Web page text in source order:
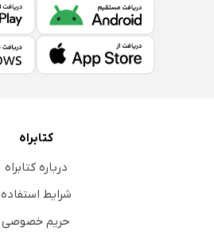
کتابراه
درباره کتابراه
شرایط استفاده
حریم خصوصی